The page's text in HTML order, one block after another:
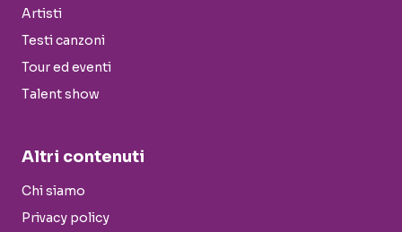
Artisti
Testi canzoni
Tour ed eventi
Talent show
Altri contenuti
Chi siamo
Privacy policy